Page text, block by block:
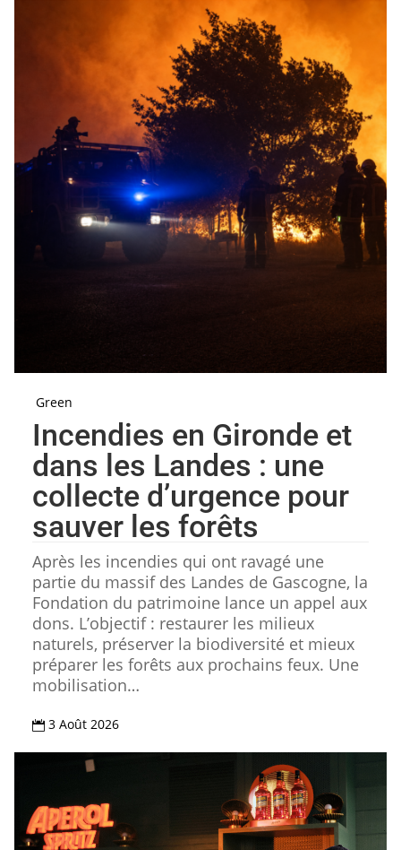
Green
Incendies en Gironde et
dans les Landes : une
collecte d’urgence pour
sauver les forêts
Après les incendies qui ont ravagé une
partie du massif des Landes de Gascogne, la
Fondation du patrimoine lance un appel aux
dons. L’objectif : restaurer les milieux
naturels, préserver la biodiversité et mieux
préparer les forêts aux prochains feux. Une
mobilisation…
 3 Août 2026